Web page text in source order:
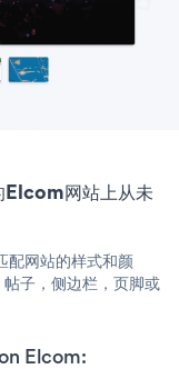
网站上从未
网站的样式和颜
子，侧边栏，页脚或
Elcom: